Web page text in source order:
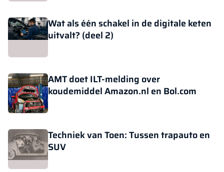
Wat als één schakel in de digitale keten
uitvalt? (deel 2)
AMT doet ILT-melding over
koudemiddel Amazon.nl en Bol.com
Techniek van Toen: Tussen trapauto en
SUV